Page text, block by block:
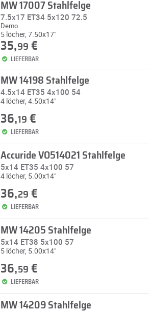
MW 17007 Stahlfelge
7.5x17 ET34 5x120 72.5
Demo
5 löcher, 7.50x17"
35,99 €
LIEFERBAR
MW 14198 Stahlfelge
4.5x14 ET35 4x100 54
4 löcher, 4.50x14"
36,19 €
LIEFERBAR
Accuride VO514021 Stahlfelge
5x14 ET35 4x100 57
4 löcher, 5.00x14"
36,29 €
LIEFERBAR
MW 14205 Stahlfelge
5x14 ET38 5x100 57
5 löcher, 5.00x14"
36,59 €
LIEFERBAR
MW 14209 Stahlfelge